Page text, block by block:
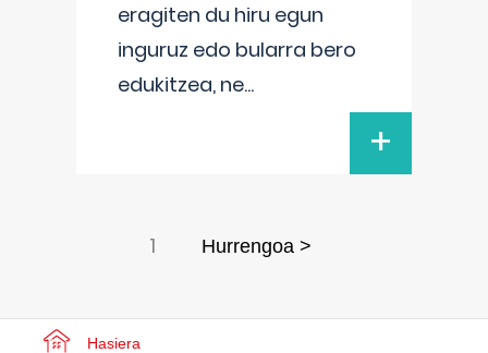
eragiten du hiru egun
inguruz edo bularra bero
edukitzea, ne...
+
1 Hurrengoa >
Hasiera